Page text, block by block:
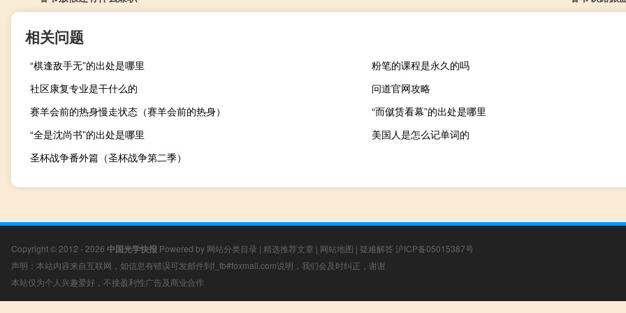
相关问题
“棋逢敌手无”的出处是哪里
粉笔的课程是永久的吗
社区康复专业是干什么的
问道官网攻略
赛羊会前的热身慢走状态（赛羊会前的热身）
“而僦赁看幕”的出处是哪里
“全是沈尚书”的出处是哪里
美国人是怎么记单词的
圣杯战争番外篇（圣杯战争第二季）
Copyright © 2012 - 2026 中国光学快报 Powered by 网站分类目录 | 精选推荐文章 | 网站地图 | 疑难解答 沪ICP备05015387号
声明：本站内容来自互联网，如信息有错误可发邮件到f_fb#foxmail.com说明，我们会及时纠正，谢谢
本站仅为个人兴趣爱好，不接盈利性广告及商业合作